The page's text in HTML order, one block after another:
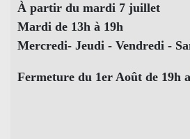
À partir du mardi 7 juillet
Mardi de 13h à 19h
Mercredi- Jeudi - Vendredi -
Fermeture du 1er Août de 19h